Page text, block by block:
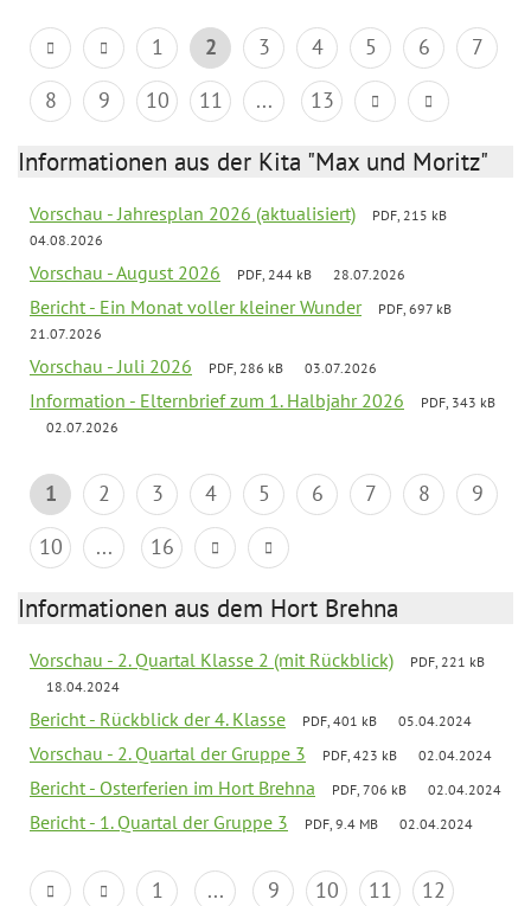
1 2 3 4 5 6
7
8
9 10 11 ... 13
Informationen aus der Kita "Max und Moritz"
Vorschau - Jahresplan 2026 (aktualisiert)
PDF, 215 kB
04.08.2026
Vorschau - August 2026 PDF, 244 kB 28.07.2026
Bericht - Ein Monat voller kleiner Wunder
PDF, 697 kB
21.07.2026
Vorschau - Juli 2026 PDF, 286 kB 03.07.2026
Information - Elternbrief zum 1. Halbjahr 2026
PDF, 343 kB
02.07.2026
1 2 3 4 5 6 7 8
9
10
... 16
Informationen aus dem Hort Brehna
Vorschau - 2. Quartal Klasse 2 (mit Rückblick)
PDF, 221 kB
18.04.2024
Bericht - Rückblick der 4. Klasse PDF, 401 kB 05.04.2024
Vorschau - 2. Quartal der Gruppe 3 PDF, 423 kB 02.04.2024
Bericht - Osterferien im Hort Brehna PDF, 706 kB 02.04.2024
Bericht - 1. Quartal der Gruppe 3 PDF, 9.4 MB 02.04.2024
1 ... 9 10 11
12